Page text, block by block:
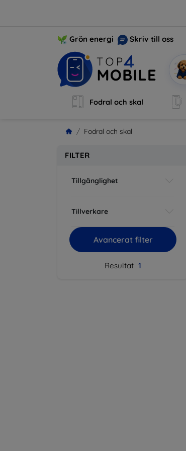
Grön energi Skriv till oss
Fodral och skal
Fodral och skal
FILTER
Tillgänglighet
Tillverkare
Avancerat filter
Resultat 1